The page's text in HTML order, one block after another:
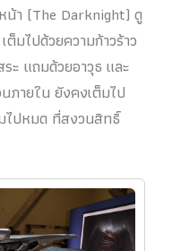
น้า (The Darknight) ดู
มไปด้วยความก้าวร้าว
ะ แถมด้วยอาวุธ และ
ภายใน ยังคงเต็มไป
ไปหมด ที่สงวนสิทธิ์